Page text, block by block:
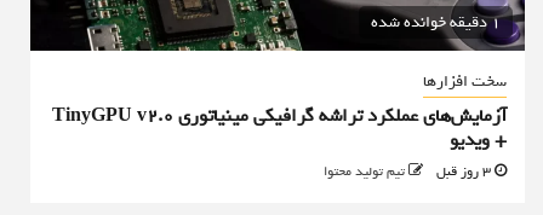
1 دقیقه خوانده شده
سخت افزارها
آزمایش‌های عملکرد تراشه گرافیکی مینیاتوری TinyGPU v2.0
+ ویدیو
تیم تولید محتوا